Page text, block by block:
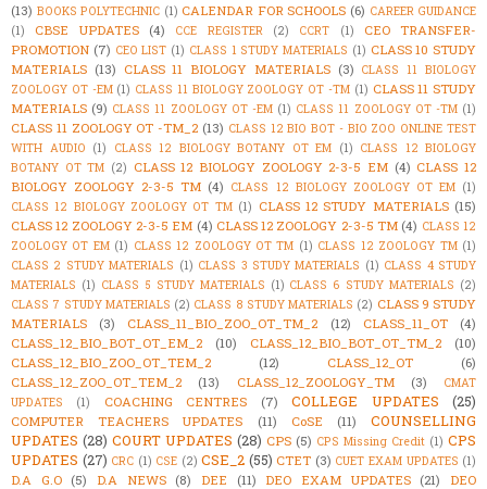
(13) BOOKS POLYTECHNIC (1) CALENDAR FOR SCHOOLS (6) CAREER GUIDANCE
(1)
CBSE UPDATES (4) CCE REGISTER (2) CCRT (1)
CEO TRANSFER-
PROMOTION (7) CEO LIST (1) CLASS 1 STUDY MATERIALS (1) CLASS 10 STUDY
MATERIALS (13) CLASS 11 BIOLOGY MATERIALS (3) CLASS 11 BIOLOGY
ZOOLOGY OT -EM (1) CLASS 11 BIOLOGY ZOOLOGY OT -TM (1) CLASS 11 STUDY
MATERIALS (9) CLASS 11 ZOOLOGY OT -EM (1) CLASS 11 ZOOLOGY OT -TM (1)
CLASS 11 ZOOLOGY OT -TM_2 (13) CLASS 12 BIO BOT - BIO ZOO ONLINE TEST
WITH AUDIO (1) CLASS 12 BIOLOGY BOTANY OT EM (1) CLASS 12 BIOLOGY
BOTANY OT TM (2) CLASS 12 BIOLOGY ZOOLOGY 2-3-5 EM (4) CLASS 12
BIOLOGY ZOOLOGY 2-3-5 TM (4) CLASS 12 BIOLOGY ZOOLOGY OT EM (1)
CLASS 12 BIOLOGY ZOOLOGY OT TM (1) CLASS 12 STUDY MATERIALS (15)
CLASS 12 ZOOLOGY 2-3-5 EM (4) CLASS 12 ZOOLOGY 2-3-5 TM (4) CLASS 12
ZOOLOGY OT EM (1) CLASS 12 ZOOLOGY OT TM (1) CLASS 12 ZOOLOGY TM (1)
CLASS 2 STUDY MATERIALS (1) CLASS 3 STUDY MATERIALS (1) CLASS 4 STUDY
MATERIALS (1) CLASS 5 STUDY MATERIALS (1) CLASS 6 STUDY MATERIALS (2)
CLASS 7 STUDY MATERIALS (2) CLASS 8 STUDY MATERIALS (2) CLASS 9 STUDY
MATERIALS
(3) CLASS_11_BIO_ZOO_OT_TM_2 (12) CLASS_11_OT
(4)
CLASS_12_BIO_BOT_OT_EM_2
(10) CLASS_12_BIO_BOT_OT_TM_2
(10)
CLASS_12_BIO_ZOO_OT_TEM_2
(12) CLASS_12_OT
(6)
CLASS_12_ZOO_OT_TEM_2
(13) CLASS_12_ZOOLOGY_TM (3)
CMAT
UPDATES
(1) COACHING CENTRES (7) COLLEGE UPDATES (25)
COMPUTER TEACHERS UPDATES (11) CoSE (11)
COUNSELLING
UPDATES (28) COURT UPDATES (28) CPS (5) CPS Missing Credit (1) CPS
UPDATES (27) CRC (1) CSE (2) CSE_2 (55) CTET (3) CUET EXAM UPDATES (1)
D.A G.O (5) D.A NEWS (8) DEE (11) DEO EXAM UPDATES (21)
DEO